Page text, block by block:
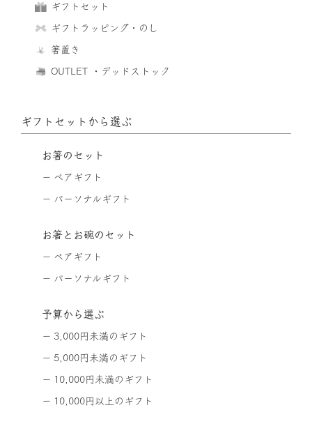
ギフトセット
ギフトラッピング・のし
箸置き
OUTLET ・デッドストック
ギフトセットから選ぶ
お箸のセット
ペアギフト
パーソナルギフト
お箸とお碗のセット
ペアギフト
パーソナルギフト
予算から選ぶ
3,000円未満のギフト
5,000円未満のギフト
10,000円未満のギフト
10,000円以上のギフト